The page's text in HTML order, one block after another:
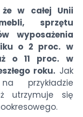
w całej Unii
sprzętu
wyposażenia
o 2 proc. w
o 11 proc. w
roku. Jak
przykładzie
utrzymuje się